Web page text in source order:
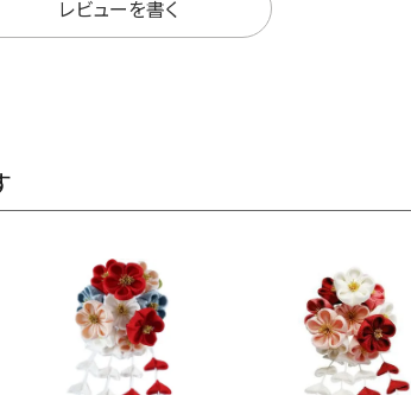
レビューを書く